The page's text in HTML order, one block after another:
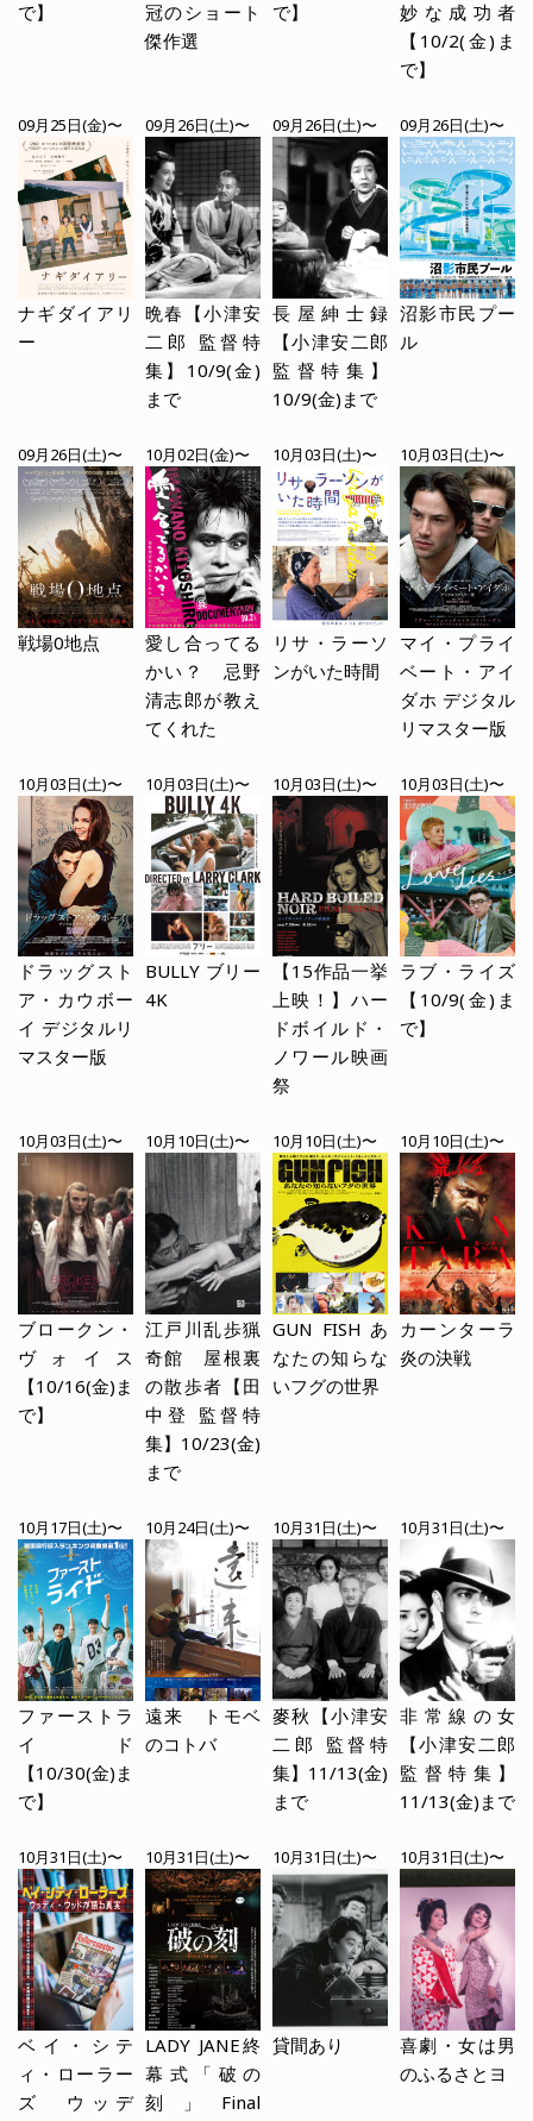
で】
冠のショート
傑作選
で】
妙な成功者
【10/2(金)ま
で】
09月25日(金)〜
ナギダイアリ
ー
09月26日(土)〜
晩春【小津安
二郎 監督特
集】10/9(金)
まで
09月26日(土)〜
長屋紳士録
【小津安二郎
監督特集】
10/9(金)まで
09月26日(土)〜
沼影市民プー
ル
09月26日(土)〜
戦場0地点
10月02日(金)〜
愛し合ってる
かい？ 忌野
清志郎が教え
てくれた
10月03日(土)〜
リサ・ラーソ
ンがいた時間
10月03日(土)〜
マイ・プライ
ベート・アイ
ダホ デジタル
リマスター版
10月03日(土)〜
ドラッグスト
ア・カウボー
イ デジタルリ
マスター版
10月03日(土)〜
BULLY ブリー
4K
10月03日(土)〜
【15作品一挙
上映！】ハー
ドボイルド・
ノワール映画
祭
10月03日(土)〜
ラブ・ライズ
【10/9(金)ま
で】
10月03日(土)〜
ブロークン・
ヴォイス
【10/16(金)ま
で】
10月10日(土)〜
江戸川乱歩猟
奇館 屋根裏
の散歩者【田
中登 監督特
集】10/23(金)
まで
10月10日(土)〜
GUN FISH あ
なたの知らな
いフグの世界
10月10日(土)〜
カーンターラ
炎の決戦
10月17日(土)〜
ファーストラ
イド
【10/30(金)ま
で】
10月24日(土)〜
遠来 トモベ
のコトバ
10月31日(土)〜
麥秋【小津安
二郎 監督特
集】11/13(金)
まで
10月31日(土)〜
非常線の女
【小津安二郎
監督特集】
11/13(金)まで
10月31日(土)〜
ベイ・シテ
ィ・ローラー
ズ ウッデ
10月31日(土)〜
LADY JANE終
幕式「破の
刻」Final
10月31日(土)〜
貸間あり
10月31日(土)〜
喜劇・女は男
のふるさとヨ